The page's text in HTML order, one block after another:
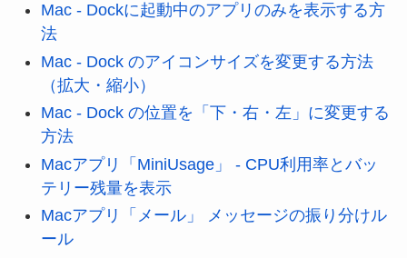
Mac - Dockに起動中のアプリのみを表示する方
法
Mac - Dock のアイコンサイズを変更する方法
（拡大・縮小）
Mac - Dock の位置を「下・右・左」に変更する
方法
Macアプリ「MiniUsage」 - CPU利用率とバッ
テリー残量を表示
Macアプリ「メール」 メッセージの振り分けル
ール